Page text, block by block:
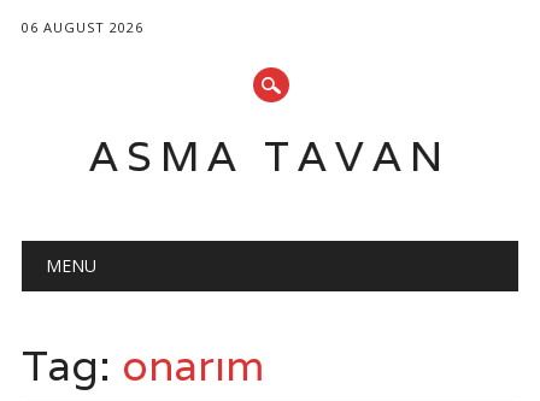
06 AUGUST 2026
ASMA TAVAN
Main menu
MENU
Tag: onarım